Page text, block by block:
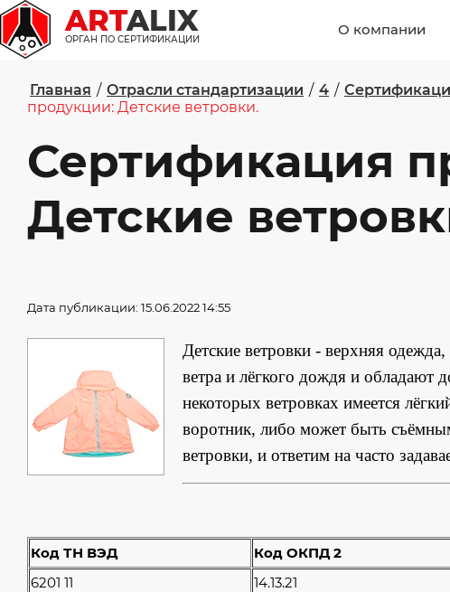
ARTALIX
ОРГАН ПО СЕРТИФИКАЦИИ
О компании
Главная / Отрасли стандартизации / 4 /
продукции: Детские ветровки.
Сертификация
Детские
Дата публикации: 15.06.2022 14:55
Детские ветровки - верхняя
ветра и лёгкого дождя и обладают
некоторых ветровках имеется
воротник, либо может быть
ветровки, и ответим на часто
Код ТН ВЭД
Код ОКПД 2
6201 11
14.13.21